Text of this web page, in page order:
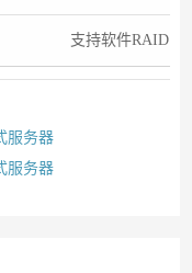
支持软件RAID，
服务器
服务器